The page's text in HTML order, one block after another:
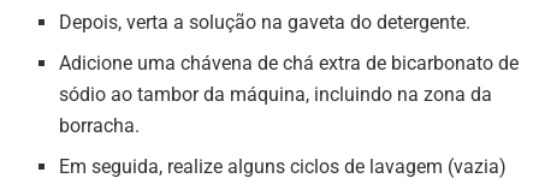
Depois, verta a solução na gaveta do detergente.
Adicione uma chávena de chá extra de bicarbonato de
sódio ao tambor da máquina, incluindo na zona da
borracha.
Em seguida, realize alguns ciclos de lavagem (vazia)